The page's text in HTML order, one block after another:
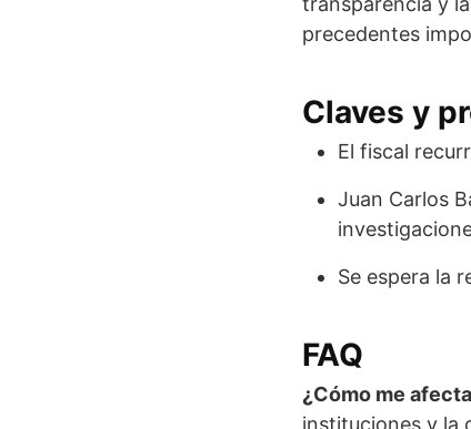
precedentes
Claves y
El fiscal
Juan Carlos
Se espera la
FAQ
¿Cómo me
instituciones y la